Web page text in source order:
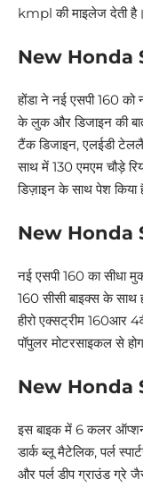
kmpl की माइलेज देती है।
New Honda
होंडा ने नई एसपी 160
के लुक और डिजाइन की
टैंक डिजाइन, एलईडी
साथ में 130 एमएम चौड़े
डिज़ाइन के साथ पेश किया
New Honda
नई एसपी 160 का सीधा
160 सीसी बाइक्स के साथ
हीरो एक्सट्रीम 160आर
पॉपुलर मोटरसाइकल से
New Honda
इस बाइक में 6 कलर
डार्क ब्लू मैटेलिक, पर्ल
और पर्ल डीप ग्राउंड ग्रे